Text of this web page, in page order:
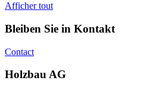
Afficher tout
Bleiben Sie in Kontakt
Contact
Holzbau AG